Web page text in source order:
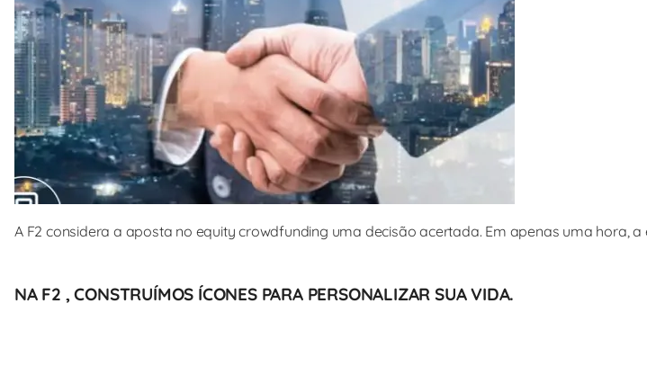
A F2 considera a aposta no equity crowdfunding uma decisão acertada. Em apenas uma hora,
NA F2 , CONSTRUÍMOS ÍCONES PARA PERSONALIZAR SUA VIDA.